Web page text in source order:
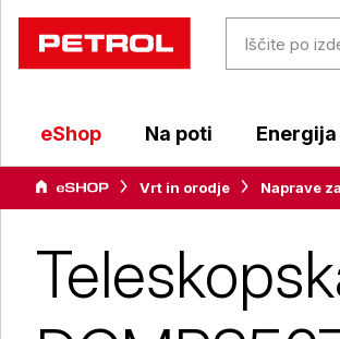
eShop Na poti
Vrt in orodje Naprave